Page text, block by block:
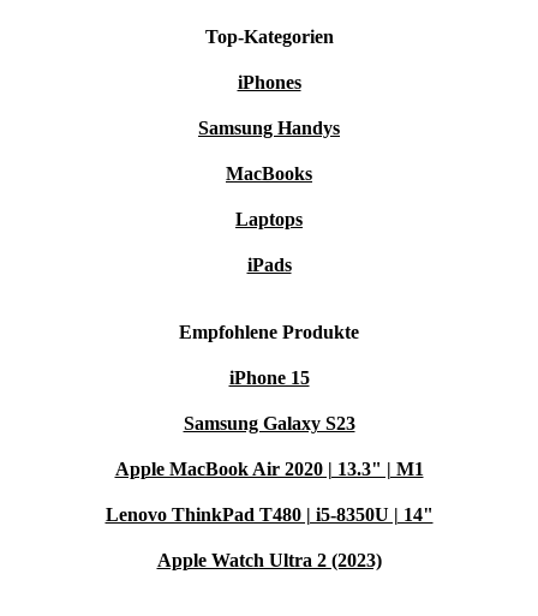
Top-Kategorien
iPhones
Samsung Handys
MacBooks
Laptops
iPads
Empfohlene Produkte
iPhone 15
Samsung Galaxy S23
Apple MacBook Air 2020 | 13.3" | M1
Lenovo ThinkPad T480 | i5-8350U | 14"
Apple Watch Ultra 2 (2023)